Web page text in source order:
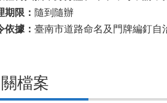
期限： 隨到隨辦
依據： 臺南市道路命名及門牌編釘自
檔案